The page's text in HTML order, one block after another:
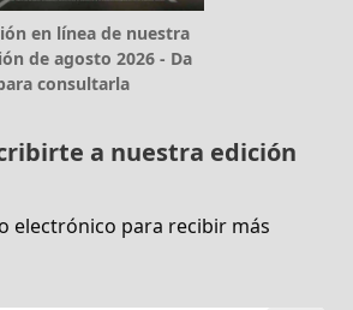
en línea de nuestra
de agosto 2026 - Da
consultarla
a nuestra edición
electrónico para recibir más